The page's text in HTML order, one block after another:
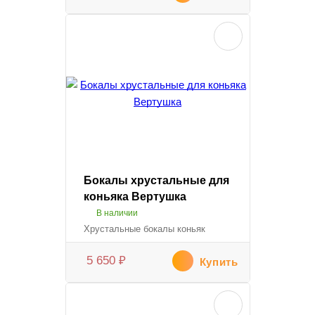
Бокалы хрустальные для
коньяка Вертушка
В наличии
Хрустальные бокалы коньяк
5 650 ₽ Купить